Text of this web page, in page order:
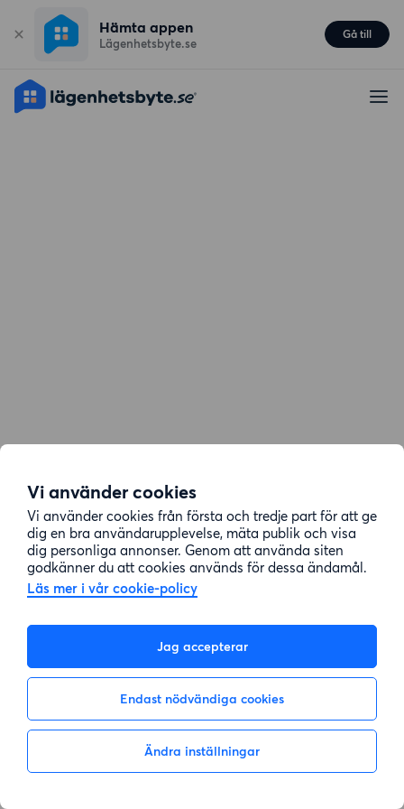
Vi använder cookies
Vi använder cookies från första och tredje part för att ge
dig en bra användarupplevelse, mäta publik och visa
dig personliga annonser. Genom att använda siten
godkänner du att cookies används för dessa ändamål.
Läs mer i vår cookie-policy
Jag accepterar
Endast nödvändiga cookies
Ändra inställningar
Hämta appen
Lägenhetsbyte.se
Gå till